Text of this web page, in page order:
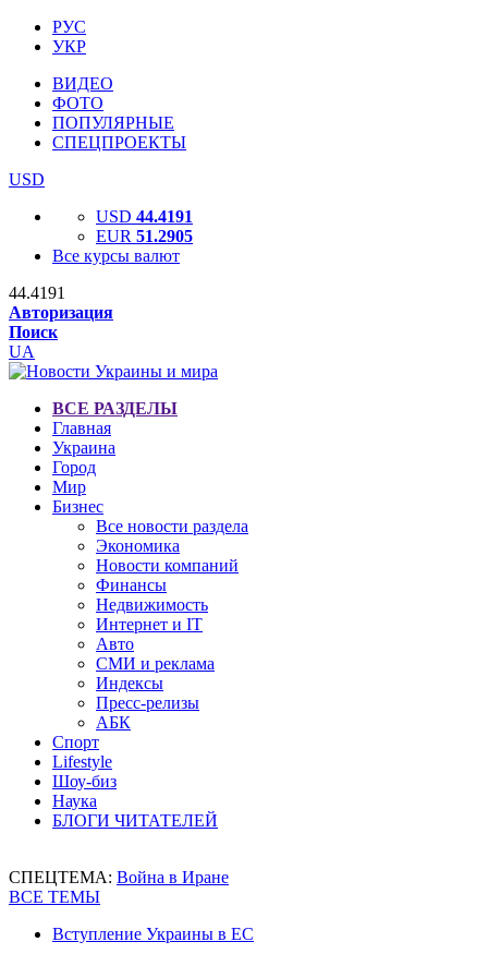
РУС
УКР
ВИДЕО
ФОТО
ПОПУЛЯРНЫЕ
СПЕЦПРОЕКТЫ
USD
USD 44.4191
EUR 51.2905
Все курсы валют
44.4191
Авторизация
Поиск
UA
ВСЕ РАЗДЕЛЫ
Главная
Украина
Город
Мир
Бизнес
Все новости раздела
Экономика
Новости компаний
Финансы
Недвижимость
Интернет и IT
Авто
СМИ и реклама
Индексы
Пресс-релизы
АБК
Спорт
Lifestyle
Шоу-биз
Наука
БЛОГИ ЧИТАТЕЛЕЙ
СПЕЦТЕМА: Война в Иране
ВСЕ ТЕМЫ
Вступление Украины в ЕС